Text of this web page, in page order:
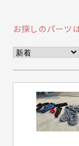
お探しのパーツ